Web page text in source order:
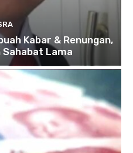
Kabar & Renungan,
Lama